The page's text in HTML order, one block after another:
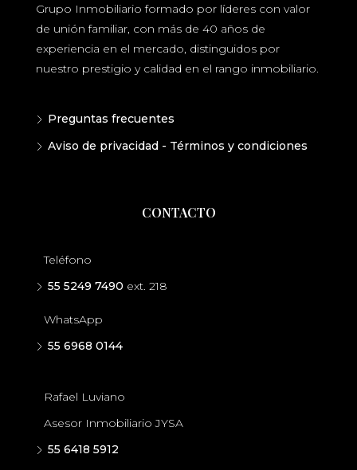
Grupo Inmobiliario formado por líderes con valor
de unión familiar, con más de 40 años de
experiencia en el mercado, distinguidos por
nuestro prestigio y calidad en el rango inmobiliario.
Preguntas frecuentes
Aviso de privacidad - Términos y condiciones
CONTACTO
Teléfono
55 5249 7490 ext. 218
WhatsApp
55 6968 0144
Rafael Luviano
Asesor Inmobiliario JYSA
55 6418 5912